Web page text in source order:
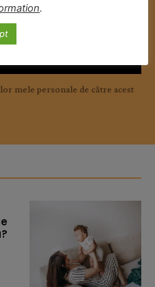
mele personale de către acest
.